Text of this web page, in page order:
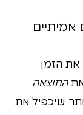
אמיתיים
הזמן
התוצאה
שיכפיל את